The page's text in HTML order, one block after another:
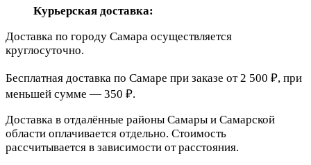
Курьерская доставка:
Доставка по городу Самара осуществляется
круглосуточно.
Бесплатная доставка по Самаре при заказе от 2 500 ₽, при
меньшей сумме — 350 ₽.
Доставка в отдалённые районы Самары и Самарской
области оплачивается отдельно. Стоимость
рассчитывается в зависимости от расстояния.